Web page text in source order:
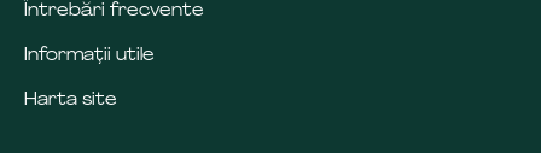
Întrebări frecvente
Informații utile
Harta site